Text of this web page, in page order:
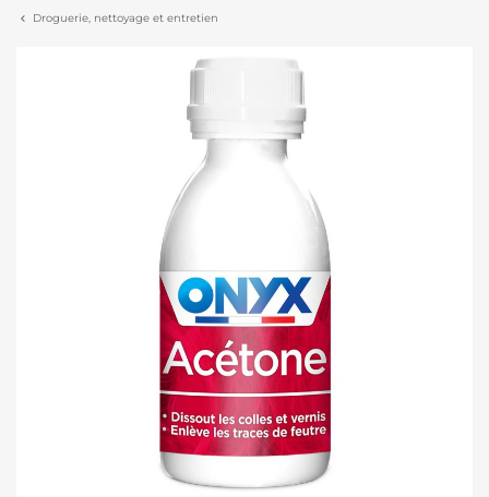
Droguerie, nettoyage et entretien